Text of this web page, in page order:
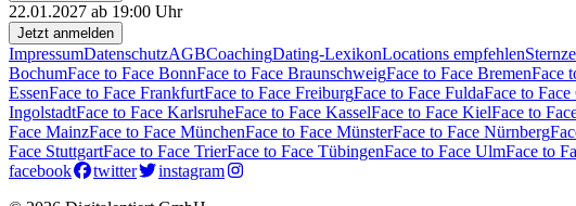
22.01.2027 ab 19:00 Uhr
Jetzt anmelden
ImpressumDatenschutzAGBCoachingDating-LexikonLocations empfehlen
BochumFace to Face BonnFace to Face BraunschweigFace to Face BremenFace
EssenFace to Face FrankfurtFace to Face FreiburgFace to Face FuldaFace to Face
IngolstadtFace to Face KarlsruheFace to Face KasselFace to Face KielFace to
Face MainzFace to Face MünchenFace to Face MünsterFace to Face Nürnberg
Face StuttgartFace to Face TrierFace to Face TübingenFace to Face UlmFace to
facebook
twitter
instagram